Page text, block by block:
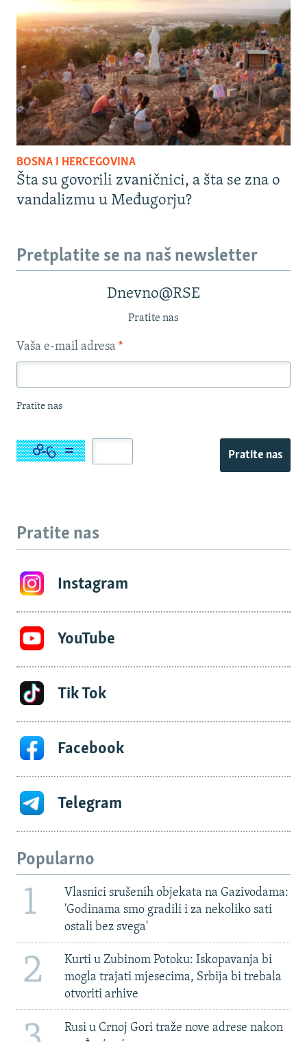
BOSNA I HERCEGOVINA
Šta su govorili zvaničnici, a šta se zna o
vandalizmu u Međugorju?
Pretplatite se na naš newsletter
Dnevno@RSE
Pratite nas
Vaša e-mail adresa *
Pratite nas
Pratite nas
Pratite nas
Instagram
YouTube
Tik Tok
Facebook
Telegram
Popularno
1
Vlasnici srušenih objekata na Gazivodama:
'Godinama smo gradili i za nekoliko sati
ostali bez svega'
2
Kurti u Zubinom Potoku: Iskopavanja bi
mogla trajati mjesecima, Srbija bi trebala
otvoriti arhive
Rusi u Crnoj Gori traže nove adrese nakon